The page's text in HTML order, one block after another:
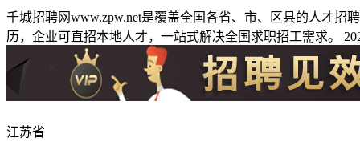
千城招聘网www.zpw.net是覆盖全国各省、市、区县的人才
历，企业可直招本地人才，一站式解决全国求职招工需求。
江苏省